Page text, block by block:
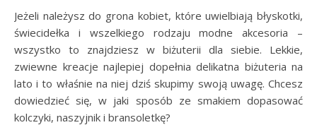
Jeżeli należysz do grona kobiet, które uwielbiają błyskotki,
świecidełka i wszelkiego rodzaju modne akcesoria –
wszystko to znajdziesz w biżuterii dla siebie. Lekkie,
zwiewne kreacje najlepiej dopełnia delikatna biżuteria na
lato i to właśnie na niej dziś skupimy swoją uwagę. Chcesz
dowiedzieć się, w jaki sposób ze smakiem dopasować
kolczyki, naszyjnik i bransoletkę?